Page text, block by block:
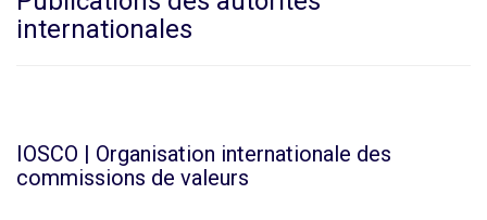
internationales
IOSCO | Organisation internationale des
commissions de valeurs